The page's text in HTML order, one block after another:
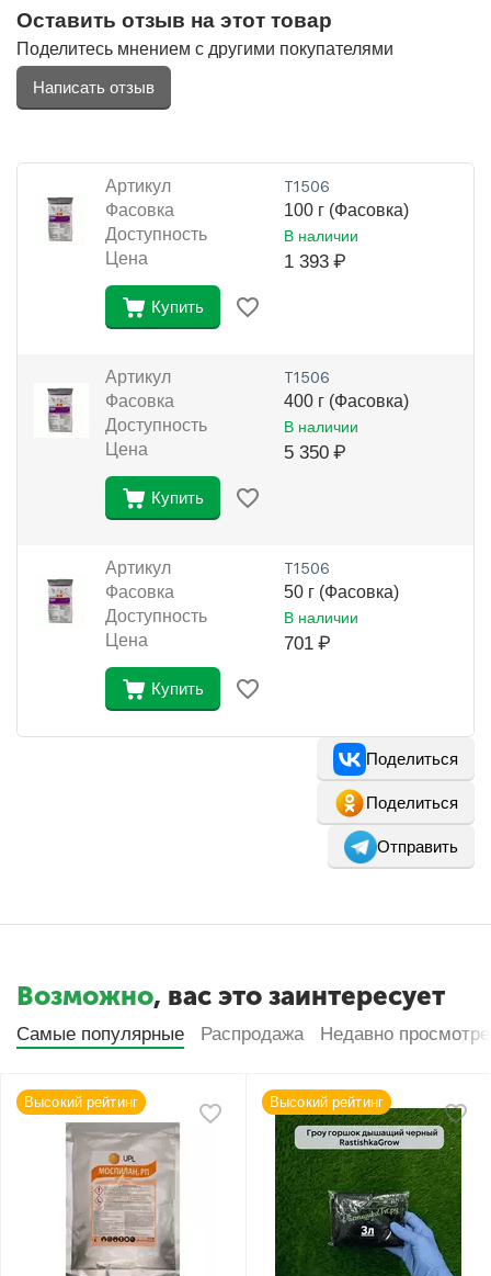
Оставить отзыв на этот товар
Поделитесь мнением с другими покупателями
Написать отзыв
Артикул Т1506
Фасовка
100 г (Фасовка)
Доступность
В наличии
Цена 1 393 ₽
Купить
Артикул Т1506
Фасовка
400 г (Фасовка)
Доступность
В наличии
Цена 5 350 ₽
Купить
Артикул Т1506
Фасовка
50 г (Фасовка)
Доступность
В наличии
Цена 701 ₽
Купить
Поделиться
Поделиться
Отправить
Возможно, вас это заинтересует
Самые популярные Распродажа Недавно
Высокий рейтинг Высокий рейтинг